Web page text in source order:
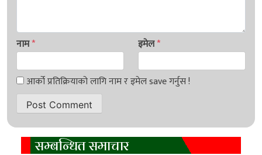
नाम* इमेल*
सम्बन्धित समाचार